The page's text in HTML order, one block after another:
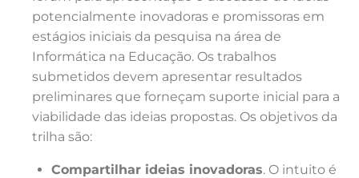
potencialmente inovadoras e promissoras em
estágios iniciais da pesquisa na área de
Informática na Educação. Os trabalhos
submetidos devem apresentar resultados
preliminares que forneçam suporte inicial para a
viabilidade das ideias propostas. Os objetivos da
trilha são:
Compartilhar ideias inovadoras. O intuito é